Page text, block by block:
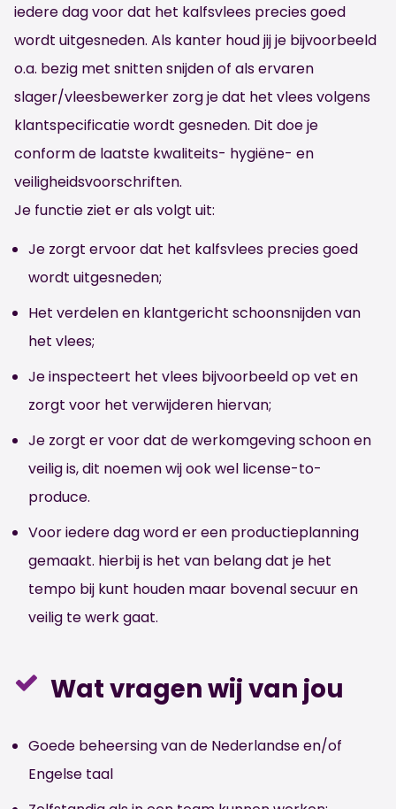
iedere dag voor dat het kalfsvlees precies goed
wordt uitgesneden. Als kanter houd jij je bijvoorbeeld
o.a. bezig met snitten snijden of als ervaren
slager/vleesbewerker zorg je dat het vlees volgens
klantspecificatie wordt gesneden. Dit doe je
conform de laatste kwaliteits- hygiëne- en
veiligheidsvoorschriften.
Je functie ziet er als volgt uit:
Je zorgt ervoor dat het kalfsvlees precies goed
wordt uitgesneden;
Het verdelen en klantgericht schoonsnijden van
het vlees;
Je inspecteert het vlees bijvoorbeeld op vet en
zorgt voor het verwijderen hiervan;
Je zorgt er voor dat de werkomgeving schoon en
veilig is, dit noemen wij ook wel license-to-
produce.
Voor iedere dag word er een productieplanning
gemaakt. hierbij is het van belang dat je het
tempo bij kunt houden maar bovenal secuur en
veilig te werk gaat.
Wat vragen wij van jou
Goede beheersing van de Nederlandse en/of
Engelse taal